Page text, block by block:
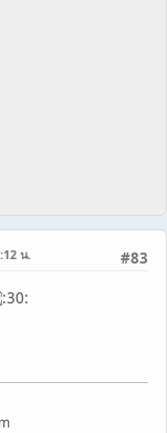
#83
น.